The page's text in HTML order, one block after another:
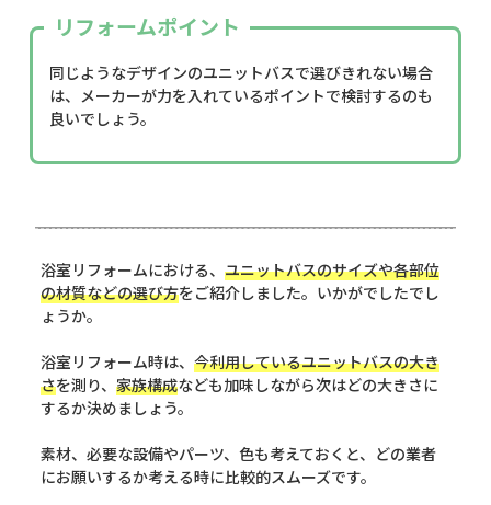
リフォームポイント
同じようなデザインのユニットバスで選びきれない場合
は、メーカーが力を入れているポイントで検討するのも
良いでしょう。
浴室リフォームにおける、 ユニットバスのサイズや各部位
の材質などの選び方をご紹介しました。いかがでしたでし
ょうか。
浴室リフォーム時は、 今利用しているユニットバスの大き
さを測り、 家族構成なども加味しながら次はどの大きさに
するか決めましょう。
素材、必要な設備やパーツ、色も考えておくと、どの業者
にお願いするか考える時に比較的スムーズです。